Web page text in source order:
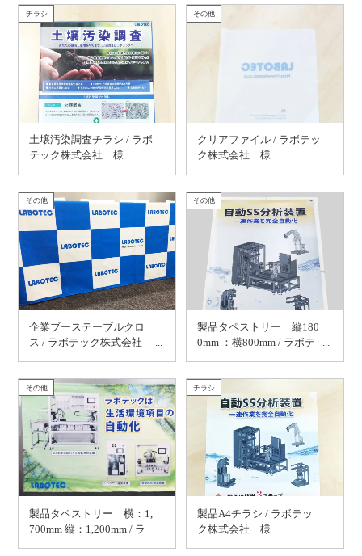
チラシ
土壌汚染調査チラシ / ラボ
テック株式会社 様
その他
クリアファイル / ラボテッ
ク株式会社 様
その他
企業ブーステーブルクロ
ス / ラボテック株式会社
その他
製品タペストリー 縦180
0mm ：横800mm / ラボテ
その他
製品タペストリー 横：1,
700mm 縦：1,200mm / ラ
チラシ
製品A4チラシ / ラボテッ
ク株式会社 様